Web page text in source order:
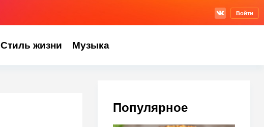
Войти
Стиль жизни Музыка
Популярное